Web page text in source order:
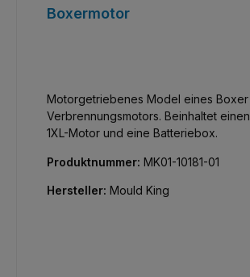
Boxermotor
Motorgetriebenes Model eines Boxer
Verbrennungsmotors. Beinhaltet einen
1XL-Motor und eine Batteriebox.
Produktnummer: MK01-10181-01
Hersteller: Mould King